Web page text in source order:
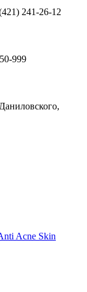
241-26-12
999
Acne Skin